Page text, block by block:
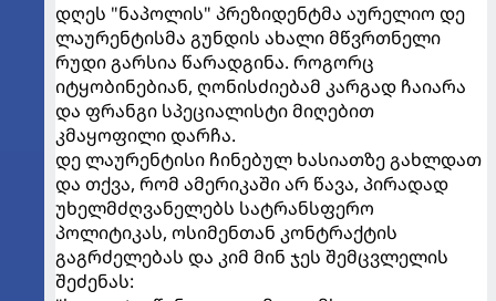
დღეს "ნაპოლის" პრეზიდენტმა აურელიო დე
ლაურენტისმა გუნდის ახალი მწვრთნელი
რუდი გარსია წარადგინა. როგორც
იტყობინებიან, ღონისძიებამ კარგად ჩაიარა
და ფრანგი სპეციალისტი მიღებით
კმაყოფილი დარჩა.
დე ლაურენტისი ჩინებულ ხასიათზე გახლდათ
და თქვა, რომ ამერიკაში არ წავა, პირადად
უხელმძღვანელებს სატრანსფერო
პოლიტიკას, ოსიმენთან კონტრაქტის
გაგრძელებას და კიმ მინ ჯეს შემცვლელის
შეძენას: